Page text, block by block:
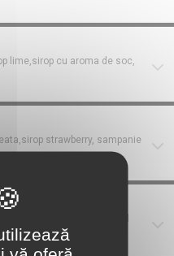
lime,sirop cu aroma de soc,
strawberry, sampanie